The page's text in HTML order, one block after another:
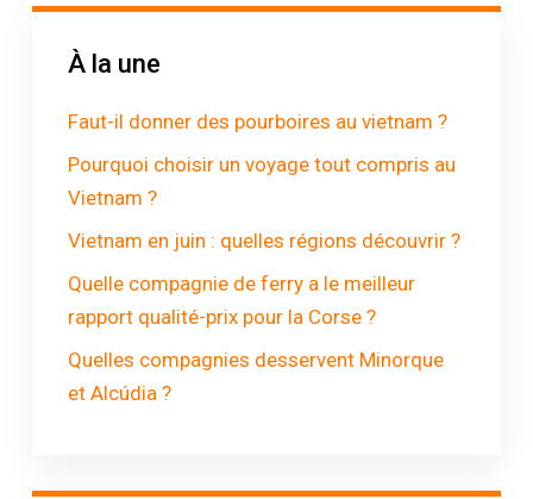
À la une
Faut-il donner des pourboires au vietnam ?
Pourquoi choisir un voyage tout compris au
Vietnam ?
Vietnam en juin : quelles régions découvrir ?
Quelle compagnie de ferry a le meilleur
rapport qualité-prix pour la Corse ?
Quelles compagnies desservent Minorque
et Alcúdia ?